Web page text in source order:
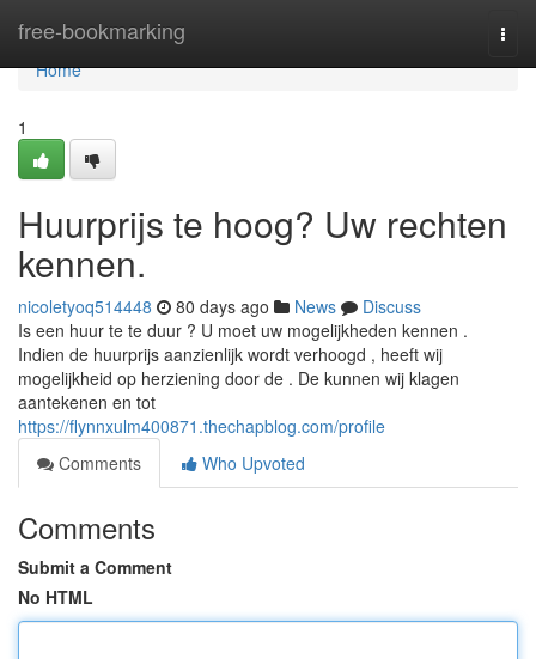
free-bookmarking
Home
Home
1
Huurprijs te hoog? Uw rechten
kennen.
nicoletyoq514448 80 days ago News
Discuss
Is een huur te te duur ? U moet uw mogelijkheden kennen .
Indien de huurprijs aanzienlijk wordt verhoogd , heeft wij
mogelijkheid op herziening door de . De kunnen wij klagen
aantekenen en tot
https://flynnxulm400871.thechapblog.com/profile
Comments
Who Upvoted
Comments
Submit a Comment
No HTML